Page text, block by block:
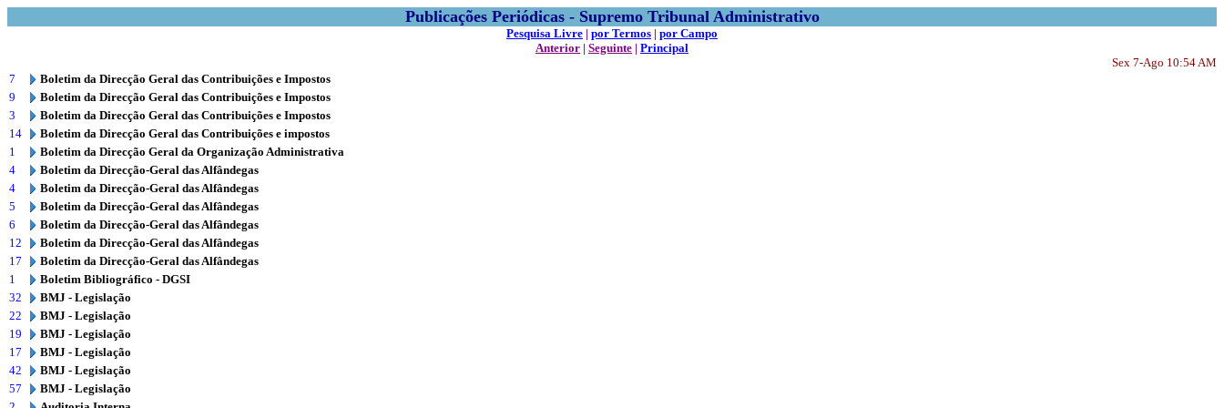
Publicações Periódicas - Supremo Tribunal Administrativo
Pesquisa Livre | por Termos | por Campo
Anterior | Seguinte | Principal
Sex 7-Ago 10:54 AM
7
Boletim da Direcção Geral das Contribuições e Impostos
9
Boletim da Direcção Geral das Contribuições e Impostos
3
Boletim da Direcção Geral das Contribuições e Impostos
14
Boletim da Direcção Geral das Contribuições e impostos
1
Boletim da Direcção Geral da Organização Administrativa
4
Boletim da Direcção-Geral das Alfândegas
4
Boletim da Direcção-Geral das Alfândegas
5
Boletim da Direcção-Geral das Alfândegas
6
Boletim da Direcção-Geral das Alfândegas
12
Boletim da Direcção-Geral das Alfândegas
17
Boletim da Direcção-Geral das Alfândegas
1
Boletim Bibliográfico - DGSI
32
BMJ - Legislação
22
BMJ - Legislação
19
BMJ - Legislação
17
BMJ - Legislação
42
BMJ - Legislação
57
BMJ - Legislação